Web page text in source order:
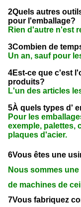
2Quels autres
pour l'emballage?
Rien d'autre n'est
3Combien de
Un an, sauf pour
4Est-ce que c'est
produits?
L'un des articles
5À quels types d'
Pour les
exemple, palettes,
plaques d'acier.
6Vous êtes une
Nous sommes
de machines de
7Vous fabriquez